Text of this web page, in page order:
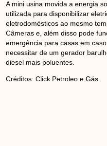
A mini usina movida a energia
utilizada para disponibilizar
eletrodomésticos ao mesmo
Câmeras e, além disso pode
emergência para casas em
necessitar de um gerador
diesel mais poluentes.
Créditos: Click Petroleo e Gás.